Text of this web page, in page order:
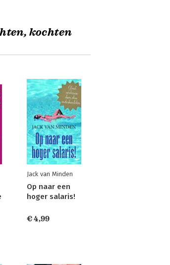
kochten
Jack van Minden
Op naar een
hoger salaris!
€ 4,99